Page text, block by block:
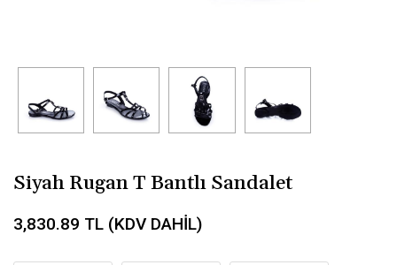
Siyah Rugan T Bantlı Sandalet
3,830.89 TL (KDV DAHİL)